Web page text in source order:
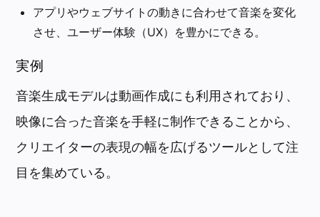
アプリやウェブサイトの動きに合わせて音楽を変化
させ、ユーザー体験（UX）を豊かにできる。
実例
音楽生成モデルは動画作成にも利用されており、
映像に合った音楽を手軽に制作できることから、
クリエイターの表現の幅を広げるツールとして注
目を集めている。